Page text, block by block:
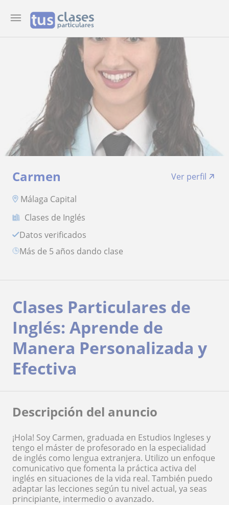
Carmen
Ver perfil
Málaga Capital
Clases de Inglés
Datos verificados
más de 5 años dando clase
Clases Particulares de
Inglés: Aprende de
Manera Personalizada y
Efectiva
Descripción del anuncio
¡Hola! Soy Carmen, graduada en Estudios Ingleses y
tengo el máster de profesorado en la especialidad
de inglés como lengua extranjera. Utilizo un enfoque
comunicativo que fomenta la práctica activa del
inglés en situaciones de la vida real. También puedo
adaptar las lecciones según tu nivel actual, ya seas
principiante, intermedio o avanzado.